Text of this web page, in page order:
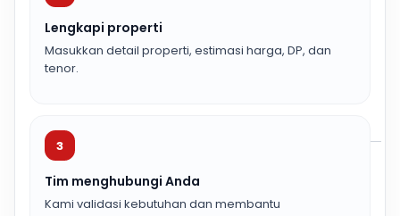
Lengkapi properti
Masukkan detail properti, estimasi harga, DP, dan
tenor.
3
Tim menghubungi Anda
Kami validasi kebutuhan dan membantu